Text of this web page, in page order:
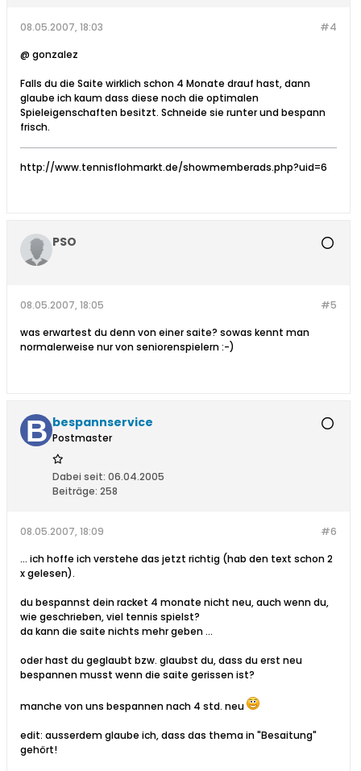
#4
08.05.2007, 18:03
@ gonzalez
Falls du die Saite wirklich schon 4 Monate drauf hast, dann
glaube ich kaum dass diese noch die optimalen
Spieleigenschaften besitzt. Schneide sie runter und bespann
frisch.
http://www.tennisflohmarkt.de/showmemberads.php?uid=6
PSO
#5
08.05.2007, 18:05
was erwartest du denn von einer saite? sowas kennt man
normalerweise nur von seniorenspielern :-)
bespannservice
Postmaster
Dabei seit: 06.04.2005
Beiträge: 258
#6
08.05.2007, 18:09
... ich hoffe ich verstehe das jetzt richtig (hab den text schon 2
x gelesen).
du bespannst dein racket 4 monate nicht neu, auch wenn du,
wie geschrieben, viel tennis spielst?
da kann die saite nichts mehr geben ...
oder hast du geglaubt bzw. glaubst du, dass du erst neu
bespannen musst wenn die saite gerissen ist?
manche von uns bespannen nach 4 std. neu
edit: ausserdem glaube ich, dass das thema in "Besaitung"
gehört!